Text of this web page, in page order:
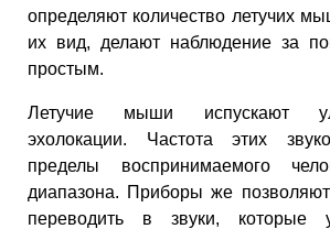
определяют количество летучих
их вид, делают наблюдение за
простым.
Летучие мыши испускают
эхолокации. Частота этих
пределы воспринимаемого
диапазона. Приборы же
переводить в звуки, которые